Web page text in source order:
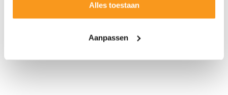
Alles toestaan
Aanpassen